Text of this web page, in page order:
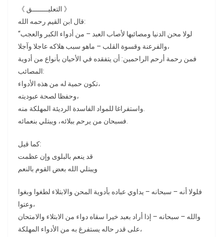
《 التعليــــــــق 》
قال ابن القيم رحمه الله:
“لولا محن الدنيا ومصائبها لأصاب العبد – من أدواء الكبر والعجب
والفرعنة وقسوة القلب – ماهو سبب هلاكه عاجلا وآجلا،
فمن رحمة أرحم الراحمين: أن يتفقده في الأحيان بأنواع من أدوية
المصائب:
تكون حمية له من هذه الأدواء،
وحفظا لصحة عبوديته،
واستفراغا للمواد الفاسدة الرديئة المهلكة منه.
فسبحان من يرحم ببلائه، ويبتلي بنعمائه.
كما قيل:
قد ينعم بالبلوى وإن عظمت
ويبتلي الله بعض القوم بالنعم
فلولا أنه – سبحانه – يداوي عباده بأدوية المحن والابتلاء لطغوا وبغوا
وعتوا،
والله – سبحانه – إذا أراد بعبد خيرا سقاه دواء من الابتلاء والامتحان
على قدر حاله يستفرغ به من الأدواء المهلكة،